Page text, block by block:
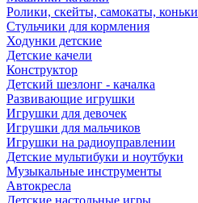
Ролики, скейты, самокаты, коньки
Стульчики для кормления
Ходунки детские
Детские качели
Конструктор
Детский шезлонг - качалка
Развивающие игрушки
Игрушки для девочек
Игрушки для мальчиков
Игрушки на радиоуправлении
Детские мультибуки и ноутбуки
Музыкальные инструменты
Автокресла
Детские настольные игры